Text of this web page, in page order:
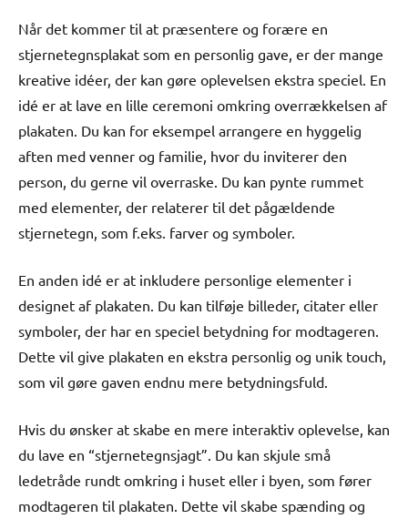
Når det kommer til at præsentere og forære en
stjernetegnsplakat som en personlig gave, er der mange
kreative idéer, der kan gøre oplevelsen ekstra speciel. En
idé er at lave en lille ceremoni omkring overrækkelsen af
plakaten. Du kan for eksempel arrangere en hyggelig
aften med venner og familie, hvor du inviterer den
person, du gerne vil overraske. Du kan pynte rummet
med elementer, der relaterer til det pågældende
stjernetegn, som f.eks. farver og symboler.
En anden idé er at inkludere personlige elementer i
designet af plakaten. Du kan tilføje billeder, citater eller
symboler, der har en speciel betydning for modtageren.
Dette vil give plakaten en ekstra personlig og unik touch,
som vil gøre gaven endnu mere betydningsfuld.
Hvis du ønsker at skabe en mere interaktiv oplevelse, kan
du lave en “stjernetegnsjagt”. Du kan skjule små
ledetråde rundt omkring i huset eller i byen, som fører
modtageren til plakaten. Dette vil skabe spænding og